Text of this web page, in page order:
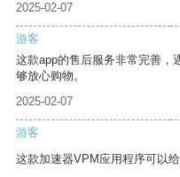
2025-02-07
游客
这款app的售后服务非常完善，
够放心购物。
2025-02-07
游客
这款加速器VPM应用程序可以